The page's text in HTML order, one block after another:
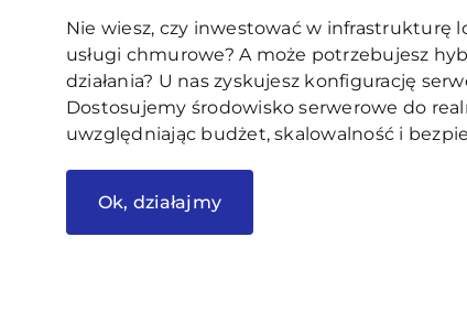
Nie wiesz, czy inwestować w infrastrukturę
usługi chmurowe? A może potrzebujesz
działania? U nas zyskujesz konfigurację
Dostosujemy środowisko serwerowe do
uwzględniając budżet, skalowalność i
Ok, działajmy